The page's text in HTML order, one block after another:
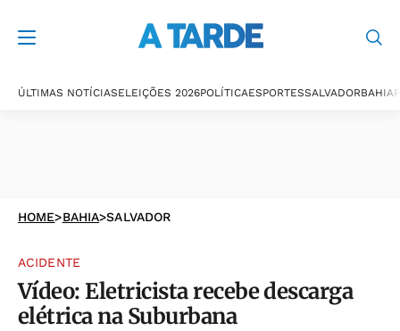
ÚLTIMAS NOTÍCIASELEIÇÕES 2026POLÍTICAESPORTESSALVADORBAHIA
HOME>BAHIA>SALVADOR
ACIDENTE
Vídeo: Eletricista recebe descarga
elétrica na Suburbana